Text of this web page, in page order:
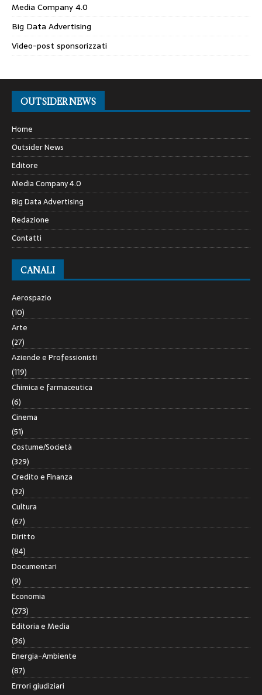
Media Company 4.0
Big Data Advertising
Video-post sponsorizzati
OUTSIDER NEWS
Home
Outsider News
Editore
Media Company 4.0
Big Data Advertising
Redazione
Contatti
CANALI
Aerospazio
(10)
Arte
(27)
Aziende e Professionisti
(119)
Chimica e farmaceutica
(6)
Cinema
(51)
Costume/Società
(329)
Credito e Finanza
(32)
Cultura
(67)
Diritto
(84)
Documentari
(9)
Economia
(273)
Editoria e Media
(36)
Energia-Ambiente
(87)
Errori giudiziari